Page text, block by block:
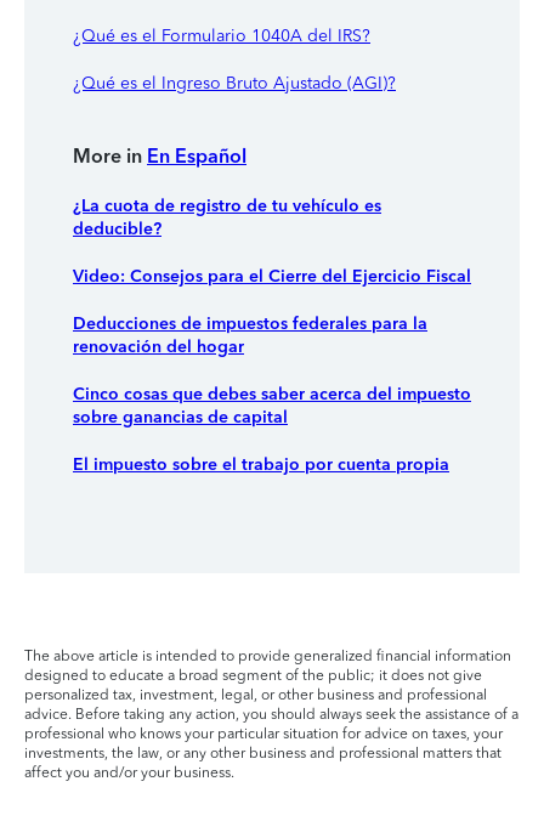
¿Qué es el Formulario 1040A del IRS?
¿Qué es el Ingreso Bruto Ajustado (AGI)?
More in En Español
¿La cuota de registro de tu vehículo es
deducible?
Video: Consejos para el Cierre del Ejercicio Fiscal
Deducciones de impuestos federales para la
renovación del hogar
Cinco cosas que debes saber acerca del impuesto
sobre ganancias de capital
El impuesto sobre el trabajo por cuenta propia
The above article is intended to provide generalized financial information
designed to educate a broad segment of the public; it does not give
personalized tax, investment, legal, or other business and professional
advice. Before taking any action, you should always seek the assistance of a
professional who knows your particular situation for advice on taxes, your
investments, the law, or any other business and professional matters that
affect you and/or your business.